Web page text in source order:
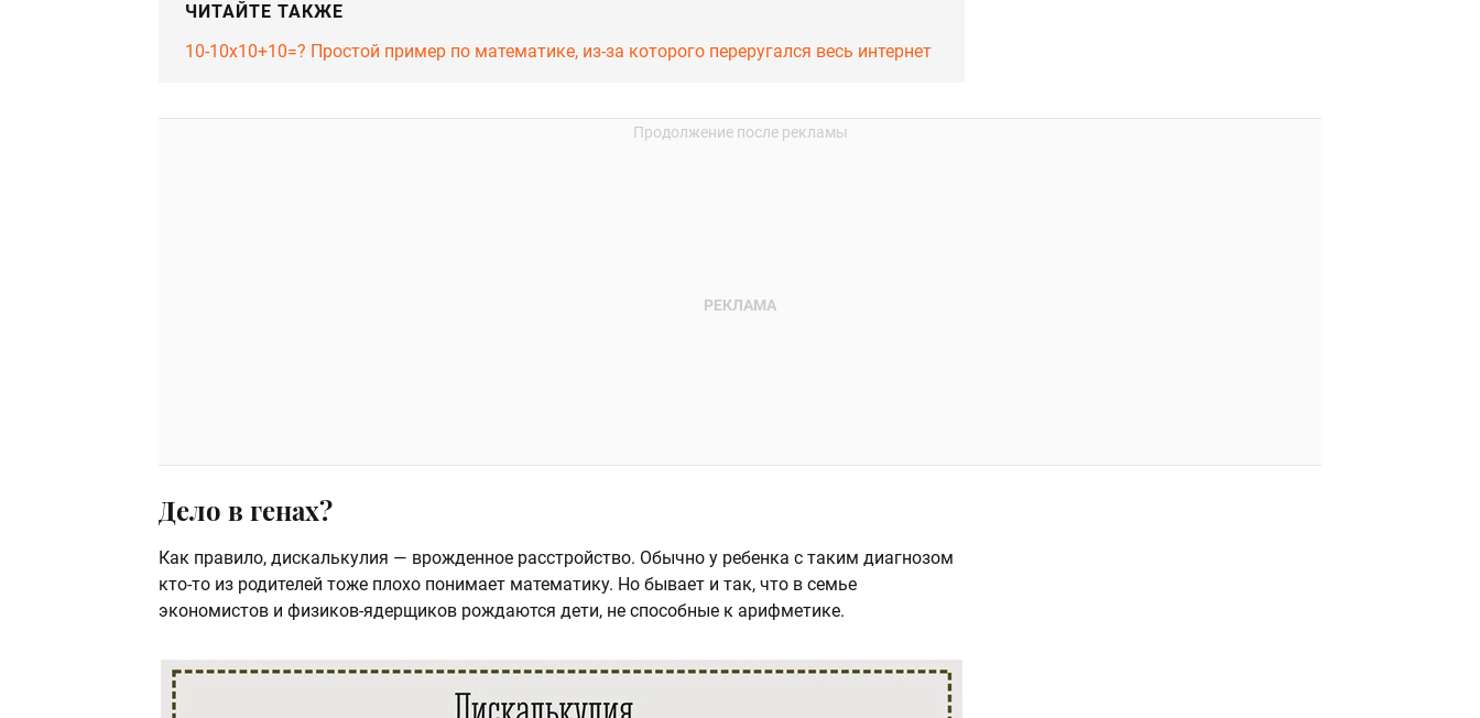
ЧИТАЙТЕ ТАКЖЕ
10-10х10+10=? Простой пример по математике, из-за которого переругался весь интернет
Дело в генах?
Как правило, дискалькулия — врожденное расстройство. Обычно у ребенка с таким диагнозом
кто-то из родителей тоже плохо понимает математику. Но бывает и так, что в семье
экономистов и физиков-ядерщиков рождаются дети, не способные к арифметике.